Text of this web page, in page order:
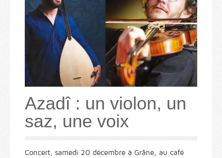
Azadî : un violon, un
saz, une voix
Concert, samedi 20 décembre à Grâne, au café